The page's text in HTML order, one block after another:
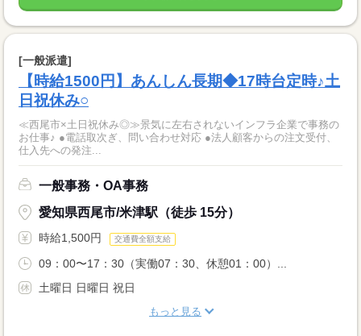
[一般派遣]
【時給1500円】あんしん長期◆17時台定時♪土
日祝休み○
≪西尾市×土日祝休み◎≫景気に左右されないインフラ企業で事務の
お仕事♪ ●電話取次ぎ、問い合わせ対応 ●法人顧客からの注文受付、
仕入先への発注...
一般事務・OA事務
愛知県西尾市/米津駅（徒歩 15分）
時給1,500円 交通費全額支給
09：00〜17：30（実働07：30、休憩01：00）...
土曜日 日曜日 祝日
もっと見る